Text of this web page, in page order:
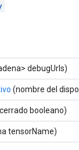
debugUrls)
(nombre del
booleano)
tensorName)